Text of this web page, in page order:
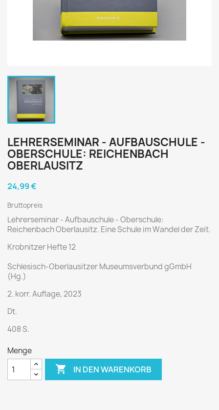
LEHRERSEMINAR - AUFBAUSCHULE -
OBERSCHULE: REICHENBACH
OBERLAUSITZ
24,99 €
Bruttopreis
Lehrerseminar - Aufbauschule - Oberschule:
Reichenbach Oberlausitz. Eine Schule im Wandel der Zeit.
Krobnitzer Hefte 12
Schlesisch-Oberlausitzer Museumsverbund gGmbH
(Hg.)
2. korr. Auflage, 2023
Dt.
408 S.
Menge
 IN DEN WARENKORB